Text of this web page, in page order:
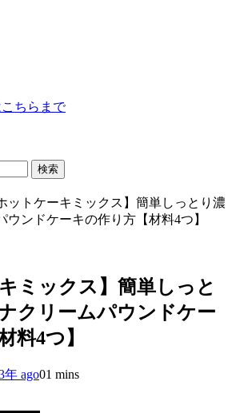
ちらまで
ットケーキミックス】簡単しっとり濃
ウンドケーキの作り方【材料4つ】
ミックス】簡単しっと
クリームパウンドケー
料4つ】
年 ago01 mins